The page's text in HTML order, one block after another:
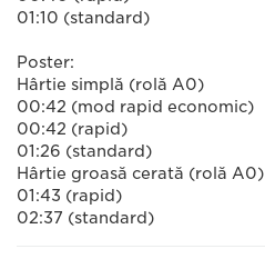
01:10 (standard)
Poster:
Hârtie simplă (rolă A0)
00:42 (mod rapid economic)
00:42 (rapid)
01:26 (standard)
Hârtie groasă cerată (rolă A0)
01:43 (rapid)
02:37 (standard)